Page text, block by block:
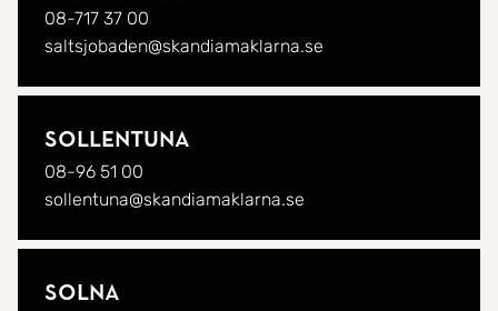
08-717 37 00
saltsjobaden@skandiamaklarna.se
Sollentuna
08-96 51 00
sollentuna@skandiamaklarna.se
Solna